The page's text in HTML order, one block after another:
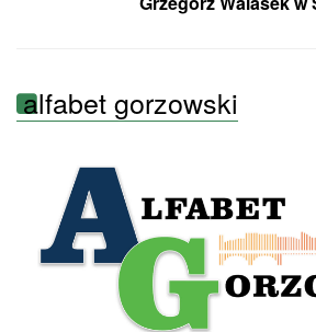
alfabet gorzowski